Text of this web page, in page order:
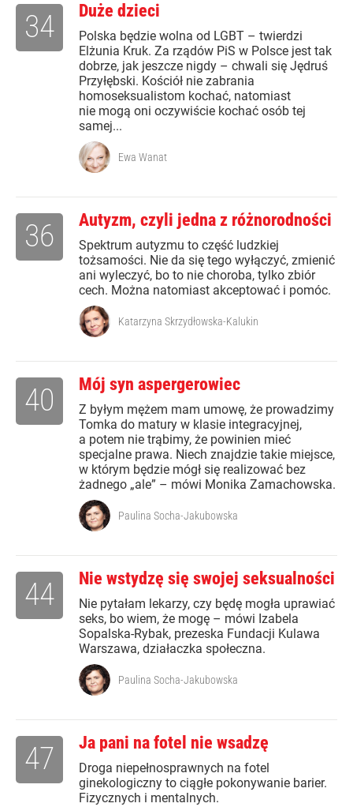
Duże dzieci
Polska będzie wolna od LGBT – twierdzi
Elżunia Kruk. Za rządów PiS w Polsce jest tak
dobrze, jak jeszcze nigdy – chwali się Jędruś
Przyłębski. Kościół nie zabrania
homoseksualistom kochać, natomiast
nie mogą oni oczywiście kochać osób tej
samej...
34
Ewa Wanat
Autyzm, czyli jedna z różnorodności
Spektrum autyzmu to część ludzkiej
tożsamości. Nie da się tego wyłączyć, zmienić
ani wyleczyć, bo to nie choroba, tylko zbiór
cech. Można natomiast akceptować i pomóc.
36
Katarzyna Skrzydłowska-Kalukin
Mój syn aspergerowiec
Z byłym mężem mam umowę, że prowadzimy
Tomka do matury w klasie integracyjnej,
a potem nie trąbimy, że powinien mieć
specjalne prawa. Niech znajdzie takie miejsce,
w którym będzie mógł się realizować bez
żadnego „ale” – mówi Monika Zamachowska.
40
Paulina Socha-Jakubowska
Nie wstydzę się swojej seksualności
Nie pytałam lekarzy, czy będę mogła uprawiać
seks, bo wiem, że mogę – mówi Izabela
Sopalska-Rybak, prezeska Fundacji Kulawa
Warszawa, działaczka społeczna.
44
Paulina Socha-Jakubowska
Ja pani na fotel nie wsadzę
Droga niepełnosprawnych na fotel
ginekologiczny to ciągłe pokonywanie barier.
Fizycznych i mentalnych.
47